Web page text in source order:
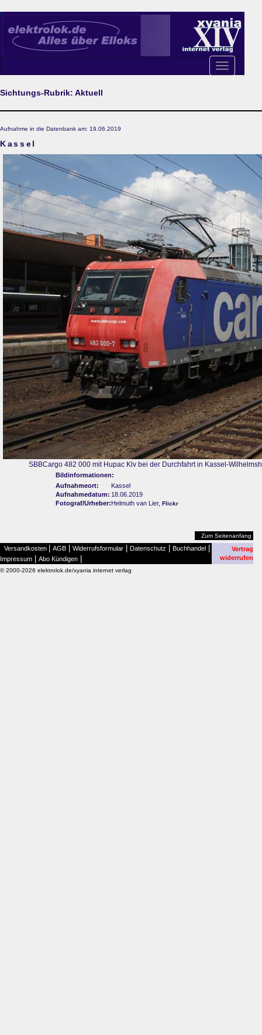
Toggle
navigation
Sichtungs-Rubrik: Aktuell
Aufnahme in die Datenbank am: 19.06.2019
Kassel
SBBCargo 482 000 mit Hupac Klv bei der Durchfahrt in Kassel-
Bildinformationen:
Aufnahmeort:
Kassel
Aufnahmedatum: 18.06.2019
Fotograf/Urheber:Helmuth van Lier, Flickr
Zum Seitenanfang
Versandkosten AGB Widerrufsformular Datenschutz Buchhandel
Impressum Abo Kündigen
Vertrag
widerrufen
© 2000-2026 elektrolok.de/xyania internet verlag